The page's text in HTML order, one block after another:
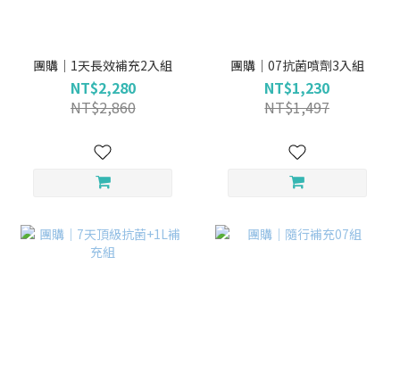
團購｜1天長效補充2入組
NT$2,280
NT$2,860
團購｜07抗菌噴劑3入組
NT$1,230
NT$1,497